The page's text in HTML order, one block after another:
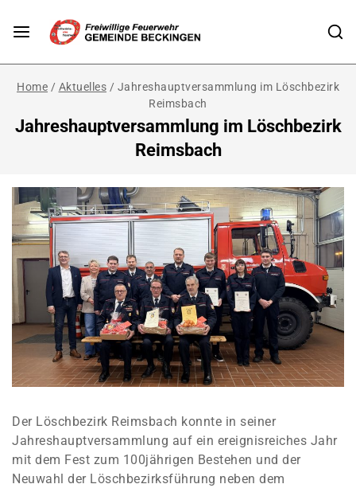
Home / Aktuelles / Jahreshauptversammlung im Löschbezirk
Reimsbach
Jahreshauptversammlung im Löschbezirk
Reimsbach
Der Löschbezirk Reimsbach konnte in seiner
Jahreshauptversammlung auf ein ereignisreiches Jahr
mit dem Fest zum 100jährigen Bestehen und der
Neuwahl der Löschbezirksführung neben dem